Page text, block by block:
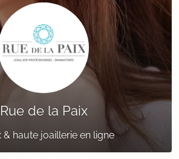
Rue de la Paix
& haute joaillerie en ligne